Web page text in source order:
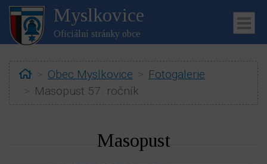
Myslkovice
Oficiální stránky obce
Home
Obec Myslkovice
Fotogalerie
Masopust 57. ročník
Masopust